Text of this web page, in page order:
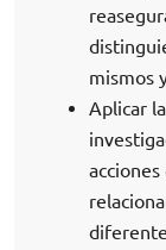
mismos
Aplicar